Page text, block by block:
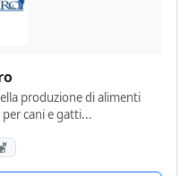
produzione di alimenti
cani e gatti...